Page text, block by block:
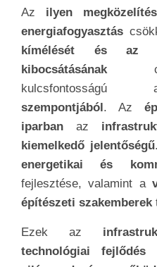
Az ilyen
energiafogyasztás
kímélését és az
kibocsátásának
szempontjából. Az
iparban az
kiemelkedő jelentőségű
energetikai és
fejlesztése, valamint a
építészeti szakemberek
Ezek az
technológiai fejlődés